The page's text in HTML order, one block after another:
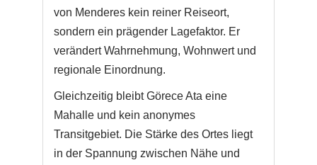
von Menderes kein reiner Reiseort,
sondern ein prägender Lagefaktor. Er
verändert Wahrnehmung, Wohnwert und
regionale Einordnung.
Gleichzeitig bleibt Görece Ata eine
Mahalle und kein anonymes
Transitgebiet. Die Stärke des Ortes liegt
in der Spannung zwischen Nähe und